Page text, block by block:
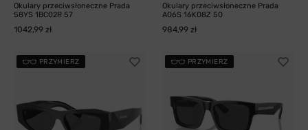
Okulary przeciwsłoneczne Prada
58YS 1BC02R 57
1042,99 zł
Okulary przeciwsłoneczne Prada
A06S 16K08Z 50
984,99 zł
PRZYMIERZ PRZYMIERZ